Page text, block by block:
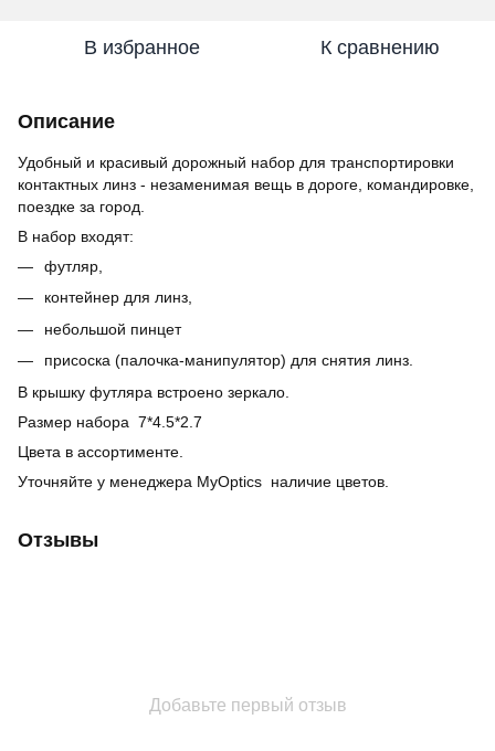
В избранное К сравнению
Описание
Удобный и красивый дорожный набор для транспортировки
контактных линз - незаменимая вещь в дороге, командировке,
поездке за город.
В набор входят:
футляр,
контейнер для линз,
небольшой пинцет
присоска (палочка-манипулятор) для снятия линз.
В крышку футляра встроено зеркало.
Размер набора 7*4.5*2.7
Цвета в ассортименте.
Уточняйте у менеджера MyOptics наличие цветов.
Отзывы
Добавьте первый отзыв